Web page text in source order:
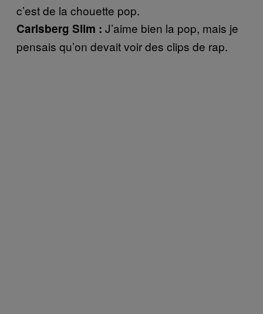
c’est de la chouette pop.
Carlsberg Slim : J’aime bien la pop, mais je
pensais qu’on devait voir des clips de rap.